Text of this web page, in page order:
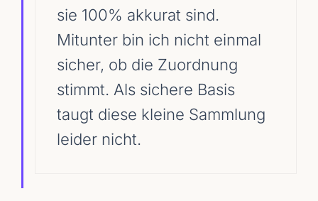
sie 100% akkurat sind.
Mitunter bin ich nicht einmal
sicher, ob die Zuordnung
stimmt. Als sichere Basis
taugt diese kleine Sammlung
leider nicht.